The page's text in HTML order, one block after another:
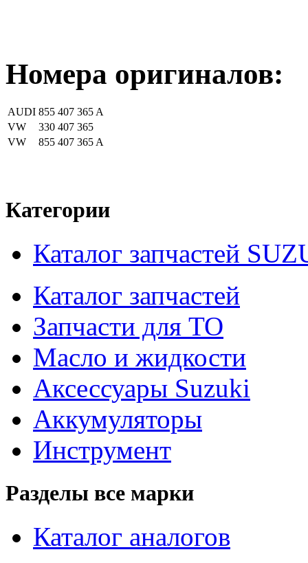
Номера оригиналов:
AUDI 855 407 365 A
VW
330 407 365
VW
855 407 365 A
Категории
Каталог запчастей
Каталог запчастей
Запчасти для ТО
Масло и жидкости
Аксессуары Suzuki
Аккумуляторы
Инструмент
Разделы все марки
Каталог аналогов